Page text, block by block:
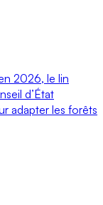
2026, le lin
d’État
adapter les forêts